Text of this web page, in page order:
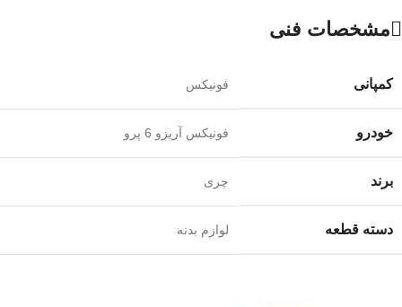
مشخصات فنی
کمپانی فونیکس
خودرو فونیکس آریزو 6 پرو
برند چری
دسته قطعه لوازم بدنه